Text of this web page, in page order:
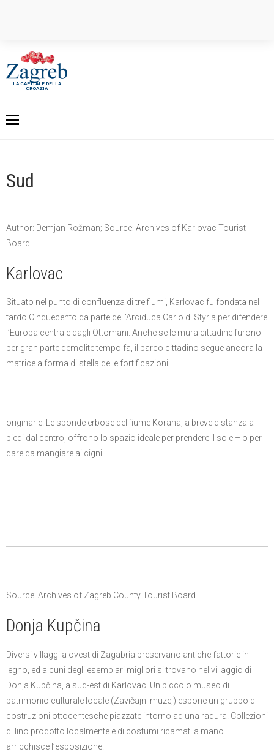
LA CAPITALE DELLA
CROAZIA
Sud
Author: Demjan Rožman; Source: Archives of Karlovac Tourist
Board
Karlovac
Situato nel punto di confluenza di tre fiumi, Karlovac fu fondata nel
tardo Cinquecento da parte dell’Arciduca Carlo di Styria per difendere
l’Europa centrale dagli Ottomani. Anche se le mura cittadine furono
per gran parte demolite tempo fa, il parco cittadino segue ancora la
matrice a forma di stella delle fortificazioni
originarie. Le sponde erbose del fiume Korana, a breve distanza a
piedi dal centro, offrono lo spazio ideale per prendere il sole – o per
dare da mangiare ai cigni.
Source: Archives of Zagreb County Tourist Board
Donja Kupčina
Diversi villaggi a ovest di Zagabria preservano antiche fattorie in
legno, ed alcuni degli esemplari migliori si trovano nel villaggio di
Donja Kupčina, a sud-est di Karlovac. Un piccolo museo di
patrimonio culturale locale (Zavičajni muzej) espone un gruppo di
costruzioni ottocentesche piazzate intorno ad una radura. Collezioni
di lino prodotto localmente e di costumi ricamati a mano
arricchisce l’esposizione.